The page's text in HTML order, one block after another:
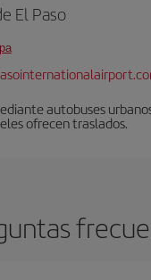
El Paso
autobuses
ofrecen traslados.